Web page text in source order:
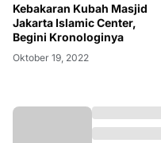
Kebakaran Kubah Masjid
Jakarta Islamic Center,
Begini Kronologinya
Oktober 19, 2022